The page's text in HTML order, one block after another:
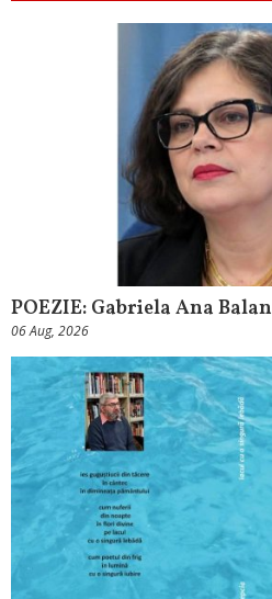
POEZIE: Gabriela Ana Balan
06 Aug, 2026